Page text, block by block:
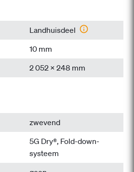
Landhuisdeel
10 mm
2 052 x 248 mm
zwevend
5G Dry®, Fold-down-
systeem